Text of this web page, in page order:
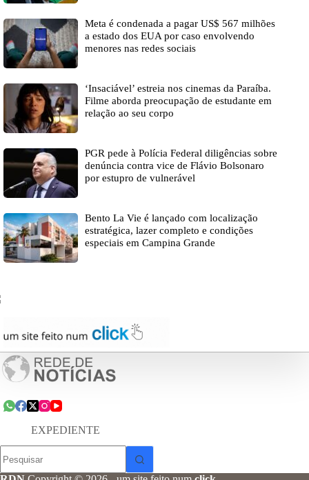
Meta é condenada a pagar US$ 567 milhões
a estado dos EUA por caso envolvendo
menores nas redes sociais
‘Insaciável’ estreia nos cinemas da Paraíba.
Filme aborda preocupação de estudante em
relação ao seu corpo
PGR pede à Polícia Federal diligências sobre
denúncia contra vice de Flávio Bolsonaro
por estupro de vulnerável
Bento La Vie é lançado com localização
estratégica, lazer completo e condições
especiais em Campina Grande
EXPEDIENTE
resultados